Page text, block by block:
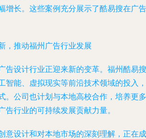
增长。这些案例充分展示了酷易搜在广告
，推动福州广告行业发展
告设计行业正迎来新的变革。福州酷易搜
智能、虚拟现实等前沿技术领域的投入，
。公司也计划与本地高校合作，培养更多
告行业的可持续发展贡献力量。
意设计和对本地市场的深刻理解，正在成